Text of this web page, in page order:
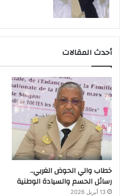
أحدث المقالات
خطاب والي الحوض الغربي..
رسائل الحسم والسيادة الوطنية
13 أبريل 2026